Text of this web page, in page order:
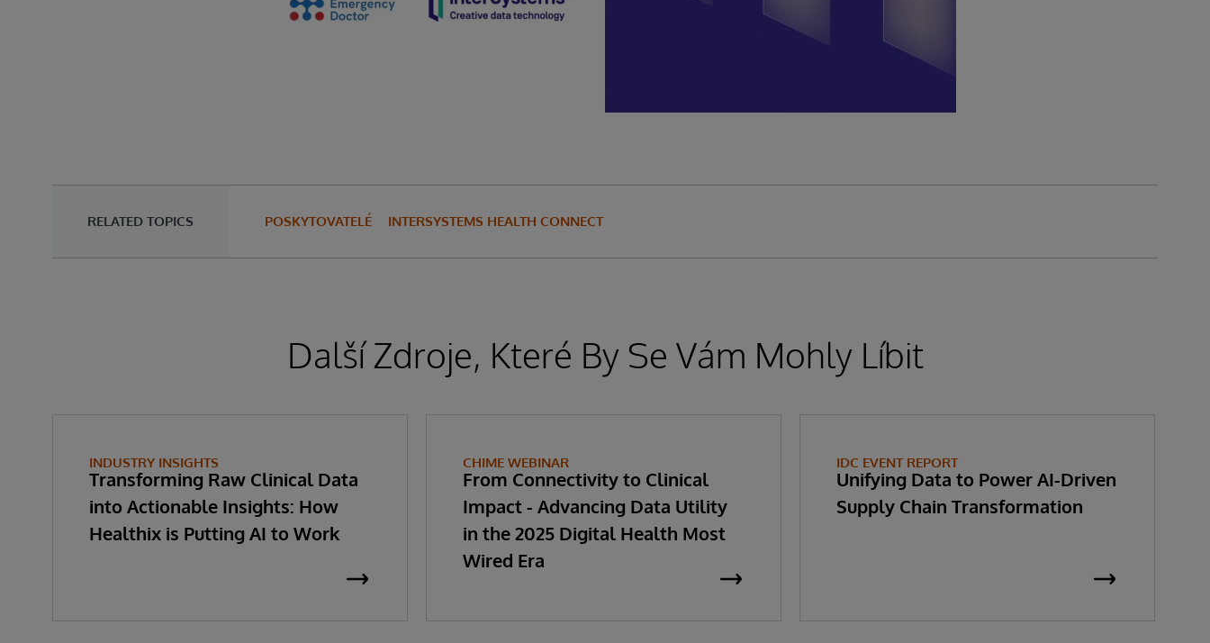
RELATED TOPICS POSKYTOVATELÉ INTERSYSTEMS HEALTH CONNECT
Další Zdroje, Které By Se Vám Mohly Líbit
INDUSTRY INSIGHTS
Transforming Raw Clinical Data
into Actionable Insights: How
Healthix is Putting AI to Work
CHIME WEBINAR
From Connectivity to Clinical
Impact - Advancing Data Utility
in the 2025 Digital Health Most
Wired Era
IDC EVENT REPORT
Unifying Data to Power AI-Driven
Supply Chain Transformation